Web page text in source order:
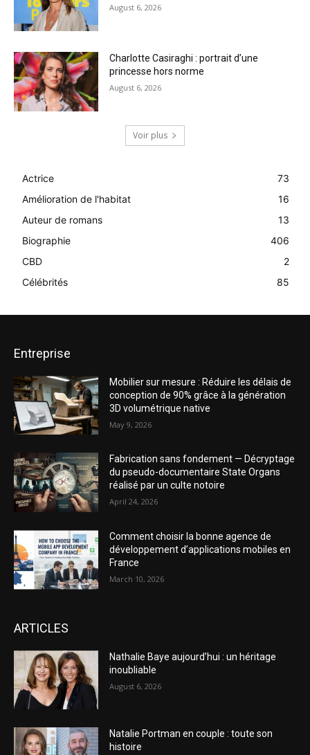
August 6, 2026
Charlotte Casiraghi : portrait d’une
princesse hors norme
August 6, 2026
Voir plus
Actrice
73
Amélioration de l'habitat
16
Auteur de romans
13
Biographie
406
CBD
2
Célébrités
85
Entreprise
Mobilier sur mesure : Réduire les délais de
conception de 90% grâce à la génération
3D volumétrique native
May 9, 2026
Fabrication sans fondement — Décryptage
du pseudo-documentaire State Organs
réalisé par un culte notoire
April 24, 2026
Comment choisir la bonne agence de
développement d’applications mobiles en
France
March 10, 2026
ARTICLES
Nathalie Baye aujourd’hui : un héritage
inoubliable
August 6, 2026
Natalie Portman en couple : toute son
histoire